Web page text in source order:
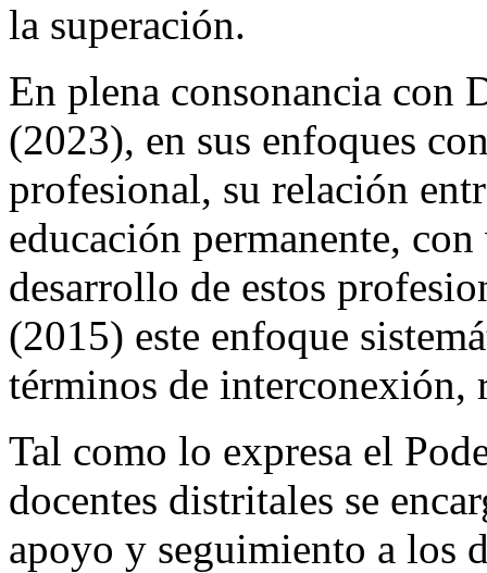
la superación.
En plena consonancia
(2023), en sus enfoques
profesional, su relación
educación permanente,
desarrollo de estos
(2015) este enfoque
términos de interconexión,
Tal como lo expresa el
docentes distritales se
apoyo y seguimiento a los